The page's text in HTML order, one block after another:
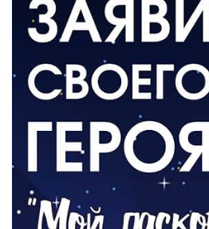
ОБЩЕСТВО
Новый настил на экотропе
05.08.2026
Помощь бойцам
05.08.2026